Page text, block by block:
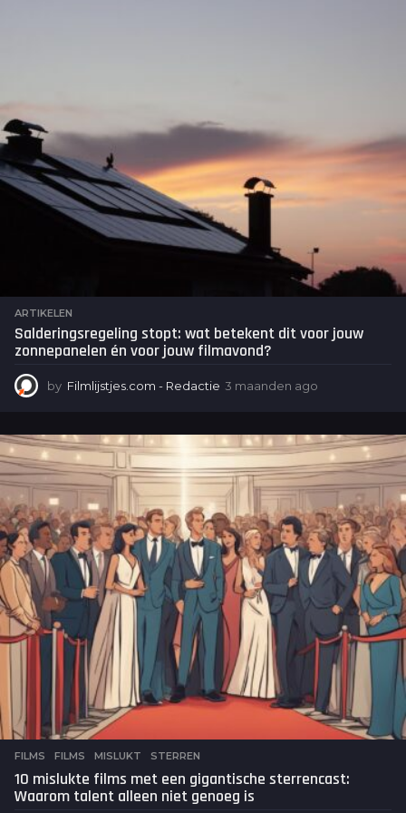
ARTIKELEN
Salderingsregeling stopt: wat betekent dit voor jouw
zonnepanelen én voor jouw filmavond?
by Filmlijstjes.com - Redactie 3 maanden ago
a
n
d
e
n
a
g
o
FILMS FILMS ,MISLUKT ,STERREN
10 mislukte films met een gigantische sterrencast:
Waarom talent alleen niet genoeg is